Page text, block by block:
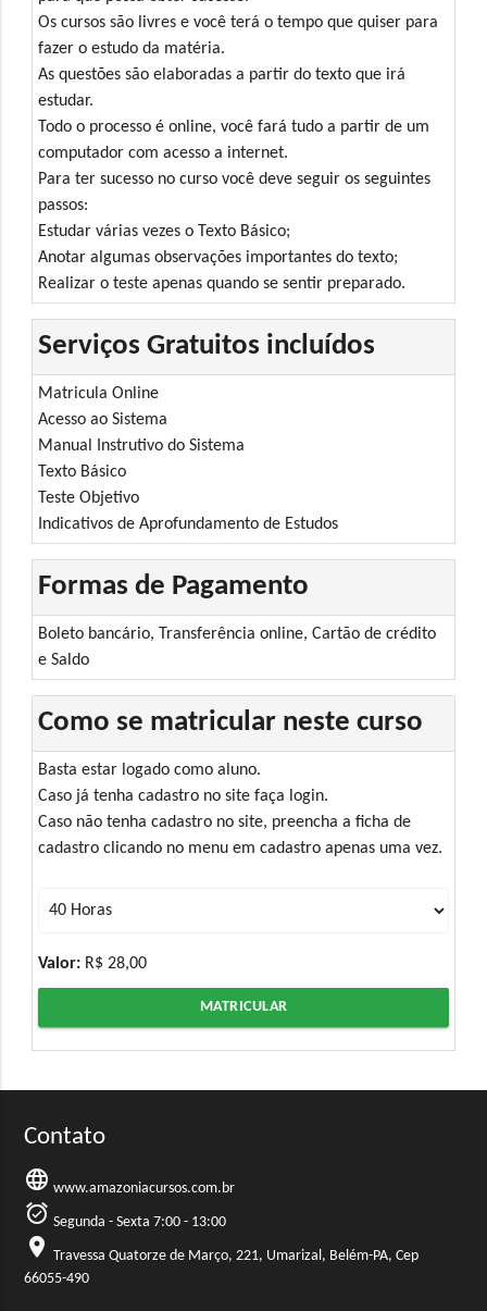
Os cursos são livres e você terá o tempo que quiser para
fazer o estudo da matéria.
As questões são elaboradas a partir do texto que irá
estudar.
Todo o processo é online, você fará tudo a partir de um
computador com acesso a internet.
Para ter sucesso no curso você deve seguir os seguintes
passos:
Estudar várias vezes o Texto Básico;
Anotar algumas observações importantes do texto;
Realizar o teste apenas quando se sentir preparado.
Serviços Gratuitos incluídos
Matricula Online
Acesso ao Sistema
Manual Instrutivo do Sistema
Texto Básico
Teste Objetivo
Indicativos de Aprofundamento de Estudos
Formas de Pagamento
Boleto bancário, Transferência online, Cartão de crédito
e Saldo
Como se matricular neste curso
Basta estar logado como aluno.
Caso já tenha cadastro no site faça login.
Caso não tenha cadastro no site, preencha a ficha de
cadastro clicando no menu em cadastro apenas uma vez.
Valor: R$ 28,00
MATRICULAR
Contato
language www.amazoniacursos.com.br
alarm_on Segunda - Sexta 7:00 - 13:00
location_on Travessa Quatorze de Março, 221, Umarizal, Belém-PA, Cep
66055-490